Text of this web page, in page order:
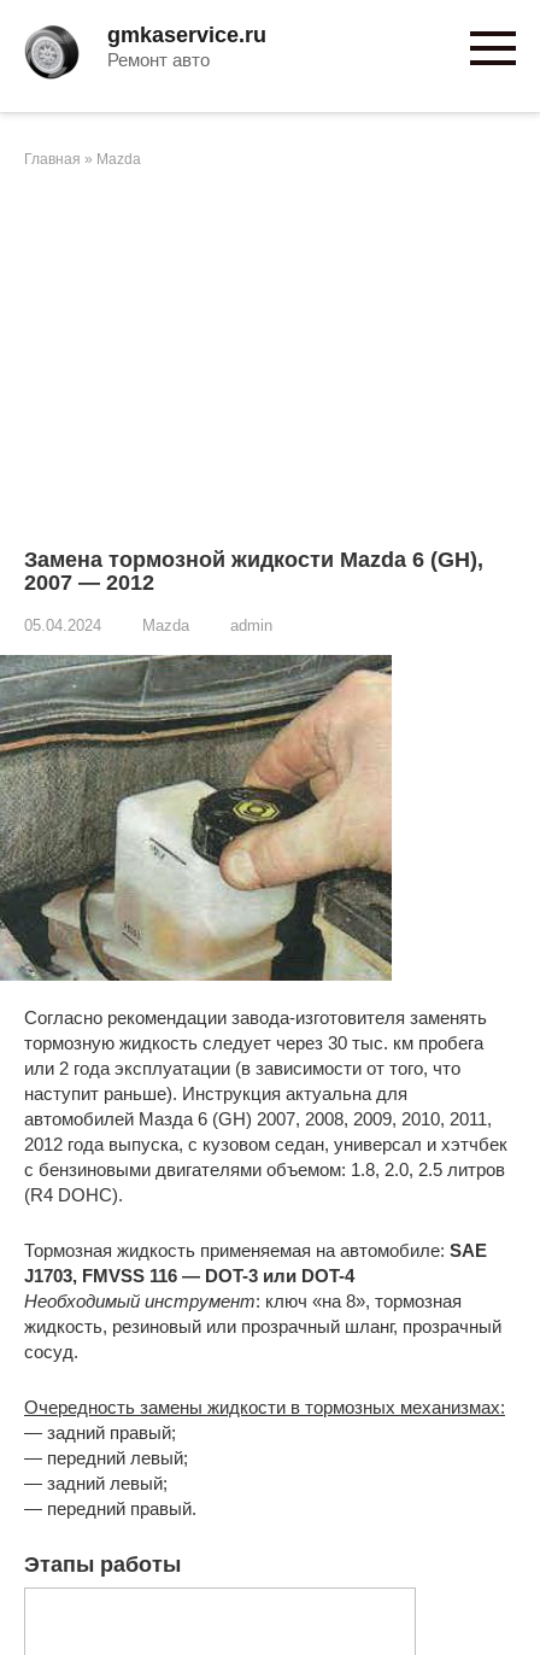
контенту
gmkaservice.ru
Ремонт авто
Главная » Mazda
Замена тормозной жидкости Mazda 6 (GH),
2007 — 2012
05.04.2024 Mazda admin
Согласно рекомендации завода-изготовителя заменять
тормозную жидкость следует через 30 тыс. км пробега
или 2 года эксплуатации (в зависимости от того, что
наступит раньше). Инструкция актуальна для
автомобилей Мазда 6 (GH) 2007, 2008, 2009, 2010, 2011,
2012 года выпуска, с кузовом седан, универсал и хэтчбек
с бензиновыми двигателями объемом: 1.8, 2.0, 2.5 литров
(R4 DOHC).
Тормозная жидкость применяемая на автомобиле: SAE
J1703, FMVSS 116 — DOT-3 или DOT-4
Необходимый инструмент: ключ «на 8», тормозная
жидкость, резиновый или прозрачный шланг, прозрачный
сосуд.
Очередность замены жидкости в тормозных механизмах:
— задний правый;
— передний левый;
— задний левый;
— передний правый.
Этапы работы